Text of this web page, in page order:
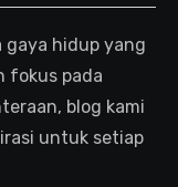
gaya hidup yang
fokus pada
blog kami
untuk setiap